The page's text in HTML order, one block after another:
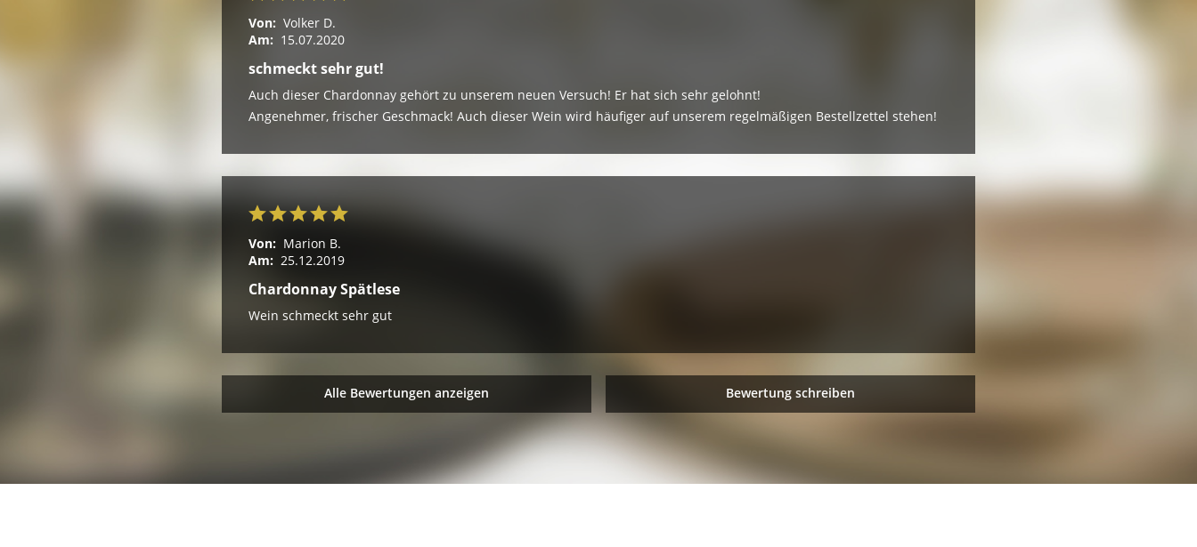
Von: Volker D.
Am: 15.07.2020
schmeckt sehr gut!
Auch dieser Chardonnay gehört zu unserem neuen Versuch! Er hat sich sehr gelohnt!
Angenehmer, frischer Geschmack! Auch dieser Wein wird häufiger auf unserem regelmäßigen Bestellzettel stehen!
Von: Marion B.
Am: 25.12.2019
Chardonnay Spätlese
Wein schmeckt sehr gut
Alle Bewertungen anzeigen Bewertung schreiben